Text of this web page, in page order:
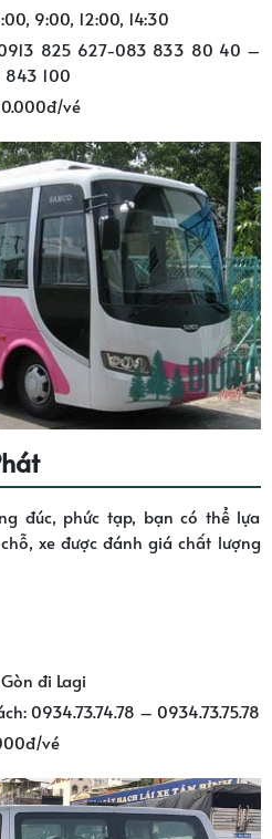
9:00, 12:00, 14:30
825 627-083 833 80 40 –
100
vé
đúc, phức tạp, bạn có thể lựa
xe được đánh giá chất lượng
đi Lagi
0934.73.74.78 – 0934.73.75.78
vé